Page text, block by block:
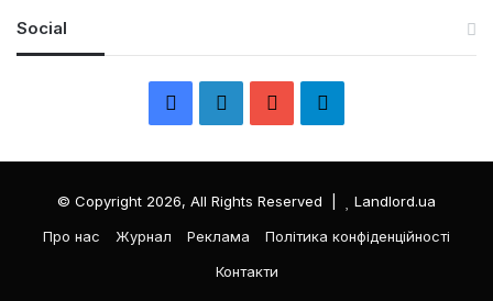
Social
e
k
e
T
л
е
© Copyright 2026, All Rights Reserved |
Landlord.ua
Про нас
Журнал Реклама
Політика конфіденційності
Контакти